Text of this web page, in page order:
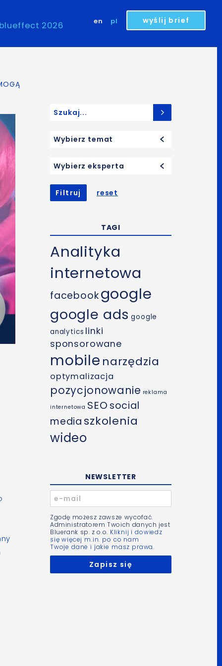
en pl wyślij brief
blueffect 2026
Wybierz temat
Wybierz eksperta
Filtruj reset
TAGI
Analityka
internetowa
facebookgoogle
google ads google
analytics linki
sponsorowane
mobile narzędzia
optymalizacja
pozycjonowanie reklama
internetowa SEO social
media szkolenia
wideo
NEWSLETTER
Zgodę możesz zawsze wycofać.
Administratorem Twoich danych jest
Bluerank sp. z o.o. Kliknij i dowiedz
się więcej m.in. po co nam
Twoje dane i jakie masz prawa.